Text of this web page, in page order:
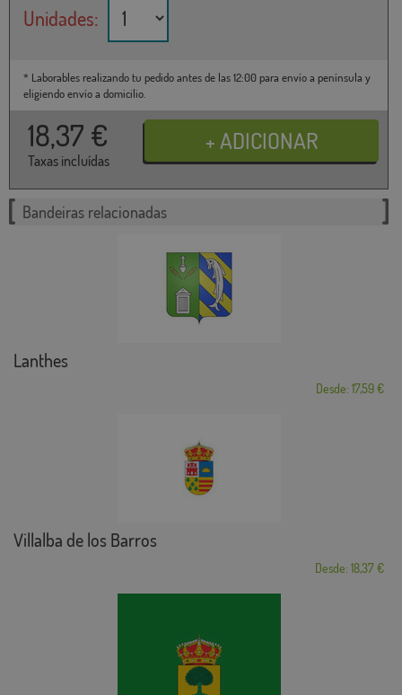
Unidades:
* Laborables realizando tu pedido antes de las 12:00 para envío a península y
eligiendo envío a domicilio.
18,37 €
Taxas incluídas
Bandeiras relacionadas
Lanthes
Desde: 17,59 €
Villalba de los Barros
Desde: 18,37 €